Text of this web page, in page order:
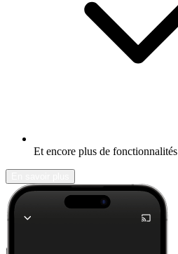
Et encore plus de fonctionnalités